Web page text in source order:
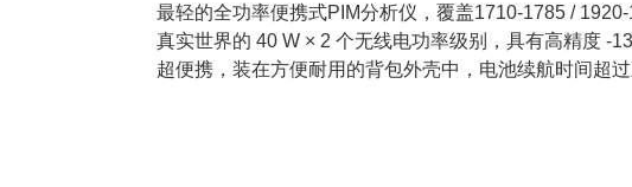
最轻的全功率便携式PIM分析仪，覆盖1710-1785 /
真实世界的 40 W × 2 个无线电功率级别，具有高精度 -
超便携，装在方便耐用的背包外壳中，电池续航时间超